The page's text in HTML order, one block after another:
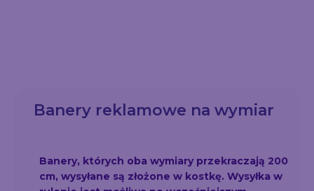
Banery reklamowe na wymiar
Banery, których oba wymiary przekraczają 200
cm, wysyłane są złożone w kostkę. Wysyłka w